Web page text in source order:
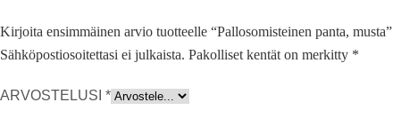
Kirjoita ensimmäinen arvio tuotteelle “Pallosomisteinen panta, musta”
Sähköpostiosoitettasi ei julkaista. Pakolliset kentät on merkitty *
ARVOSTELUSI *